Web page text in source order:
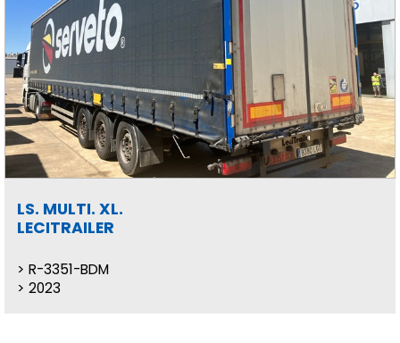
LS. MULTI. XL.
LECITRAILER
R-3351-BDM
2023